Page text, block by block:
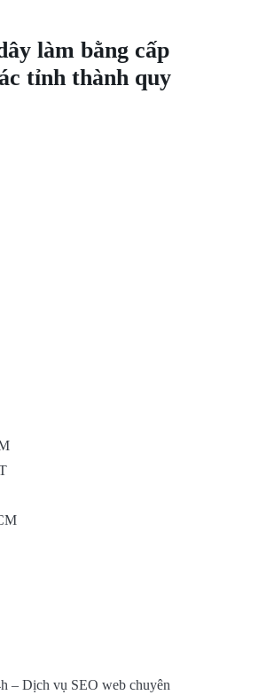
làm bằng cấp
tỉnh thành quy
– Dịch vụ SEO web chuyên